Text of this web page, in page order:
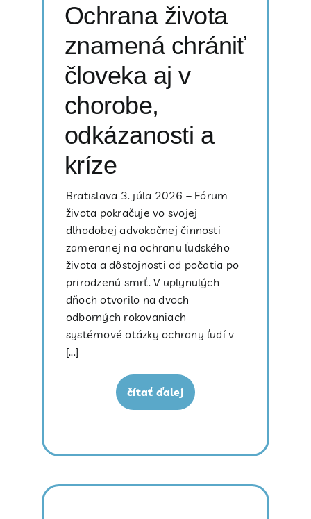
Ochrana života
znamená chrániť
človeka aj v
chorobe,
odkázanosti a
kríze
Bratislava 3. júla 2026 – Fórum
života pokračuje vo svojej
dlhodobej advokačnej činnosti
zameranej na ochranu ľudského
života a dôstojnosti od počatia po
prirodzenú smrť. V uplynulých
dňoch otvorilo na dvoch
odborných rokovaniach
systémové otázky ochrany ľudí v
[...]
čítať ďalej